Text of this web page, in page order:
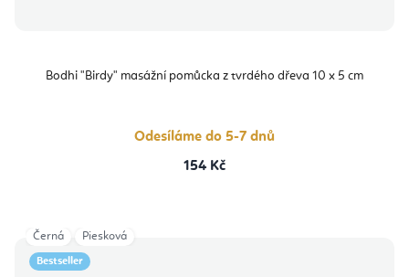
Bodhi "Birdy" masážní pomůcka z tvrdého dřeva 10 x 5 cm
Odesíláme do 5-7 dnů
154 Kč
Bestseller
Černá Piesková